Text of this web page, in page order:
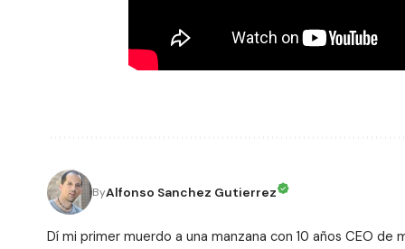
ByAlfonso Sanchez Gutierrez
Dí mi primer muerdo a una manzana con 10 años CEO de